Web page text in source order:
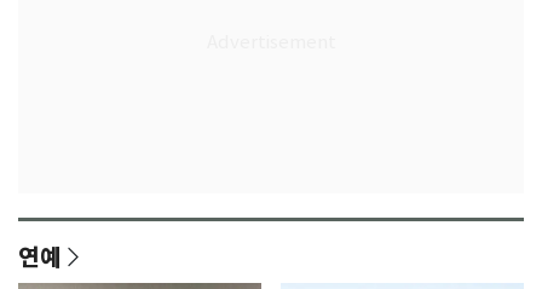
연예